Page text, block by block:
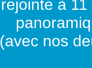
rejointe à
(avec nos